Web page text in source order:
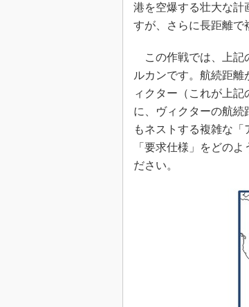
港を空爆する壮大な計
すが、さらに長距離で
この作戦では、上記
ルカンです。航続距離
ィクター（これが上
に、ヴィクターの航
もネストする複雑な
「要求仕様」をどの
ださい。